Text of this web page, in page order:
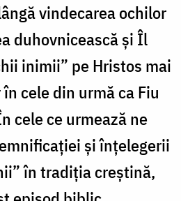
vindecarea ochilor
duhovnicească și Îl
inimii” pe Hristos mai
cele din urmă ca Fiu
cele ce urmează ne
și înțelegerii
în tradiția creștină,